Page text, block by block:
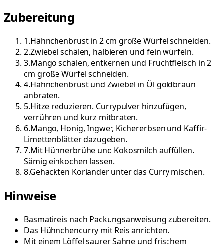
Zubereitung
1.Hähnchenbrust in 2 cm große Würfel schneiden.
2.Zwiebel schälen, halbieren und fein würfeln.
3.Mango schälen, entkernen und Fruchtfleisch in 2
cm große Würfel schneiden.
4.Hähnchenbrust und Zwiebel in Öl goldbraun
anbraten.
5.Hitze reduzieren. Currypulver hinzufügen,
verrühren und kurz mitbraten.
6.Mango, Honig, Ingwer, Kichererbsen und Kaffir-
Limettenblätter dazugeben.
7.Mit Hühnerbrühe und Kokosmilch auffüllen.
Sämig einkochen lassen.
8.Gehackten Koriander unter das Curry mischen.
Hinweise
Basmatireis nach Packungsanweisung zubereiten.
Das Hühnchencurry mit Reis anrichten.
Mit einem Löffel saurer Sahne und frischem